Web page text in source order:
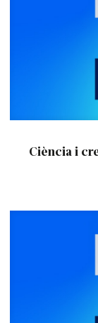
Ciència i